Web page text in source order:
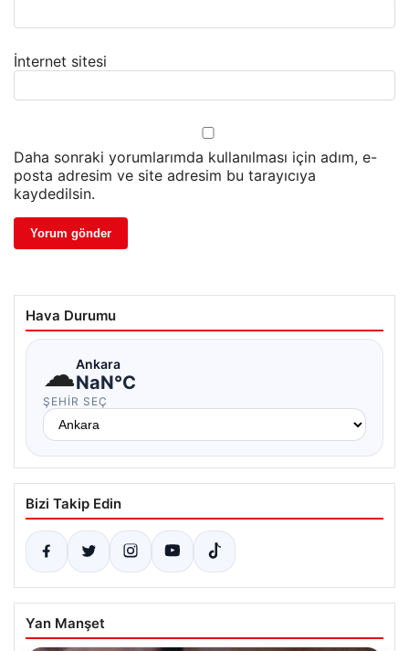
İnternet sitesi
Daha sonraki yorumlarımda kullanılması için adım, e-
posta adresim ve site adresim bu tarayıcıya
kaydedilsin.
Hava Durumu
☁Ankara
NaN°C
ŞEHIR SEÇ
Bizi Takip Edin
Yan Manşet